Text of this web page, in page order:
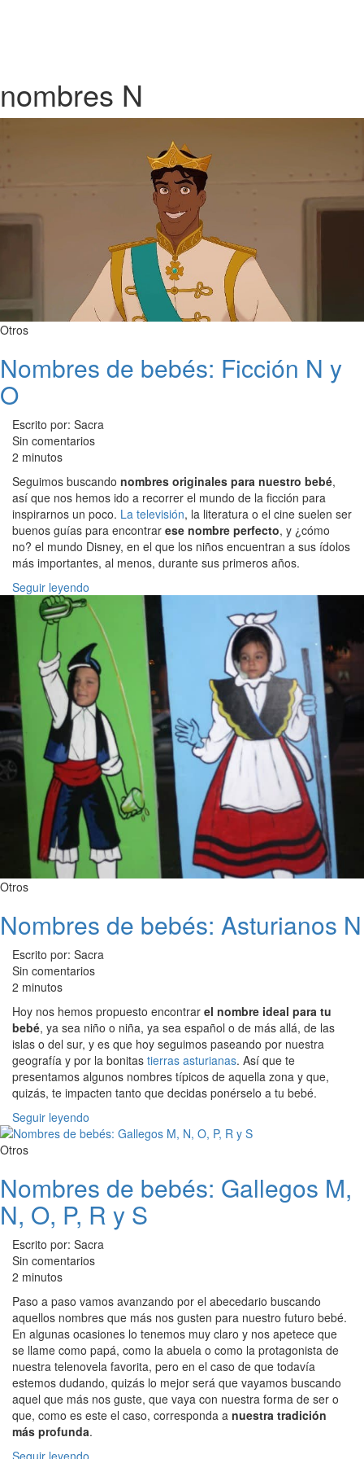
nombres N
Otros
Nombres de bebés: Ficción N y
O
Escrito por: Sacra
Sin comentarios
2 minutos
Seguimos buscando nombres originales para nuestro bebé,
así que nos hemos ido a recorrer el mundo de la ficción para
inspirarnos un poco. La televisión, la literatura o el cine suelen ser
buenos guías para encontrar ese nombre perfecto, y ¿cómo
no? el mundo Disney, en el que los niños encuentran a sus ídolos
más importantes, al menos, durante sus primeros años.
Seguir leyendo
Otros
Nombres de bebés: Asturianos N
Escrito por: Sacra
Sin comentarios
2 minutos
Hoy nos hemos propuesto encontrar el nombre ideal para tu
bebé, ya sea niño o niña, ya sea español o de más allá, de las
islas o del sur, y es que hoy seguimos paseando por nuestra
geografía y por la bonitas tierras asturianas. Así que te
presentamos algunos nombres típicos de aquella zona y que,
quizás, te impacten tanto que decidas ponérselo a tu bebé.
Seguir leyendo
Otros
Nombres de bebés: Gallegos M,
N, O, P, R y S
Escrito por: Sacra
Sin comentarios
2 minutos
Paso a paso vamos avanzando por el abecedario buscando
aquellos nombres que más nos gusten para nuestro futuro bebé.
En algunas ocasiones lo tenemos muy claro y nos apetece que
se llame como papá, como la abuela o como la protagonista de
nuestra telenovela favorita, pero en el caso de que todavía
estemos dudando, quizás lo mejor será que vayamos buscando
aquel que más nos guste, que vaya con nuestra forma de ser o
que, como es este el caso, corresponda a nuestra tradición
más profunda.